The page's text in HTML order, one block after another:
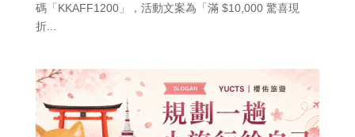
碼「KKAFF1200」，活動文案為「滿 $10,000 驚喜現
折...